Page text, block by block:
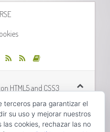
HTML5 and CSS3
porOrix Systems
terceros para garantizar el
su uso y mejorar nuestros
cookies, rechazar las no